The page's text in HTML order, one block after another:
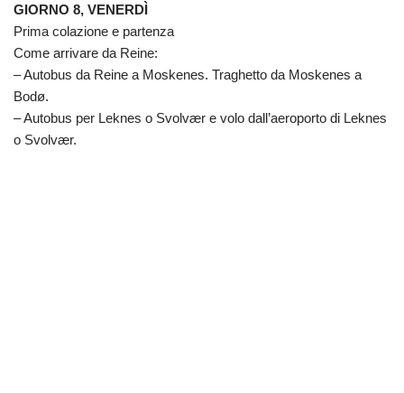
GIORNO 8, VENERDÌ
Prima colazione e partenza
Come arrivare da Reine:
– Autobus da Reine a Moskenes. Traghetto da Moskenes a
Bodø.
– Autobus per Leknes o Svolvær e volo dall’aeroporto di Leknes
o Svolvær.